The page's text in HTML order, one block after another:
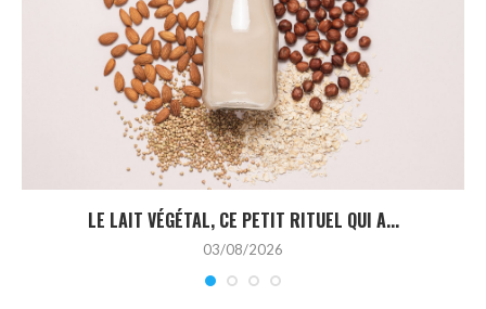
LE LAIT VÉGÉTAL, CE PETIT RITUEL QUI A...
03/08/2026